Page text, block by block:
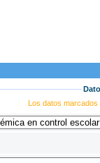
Los datos